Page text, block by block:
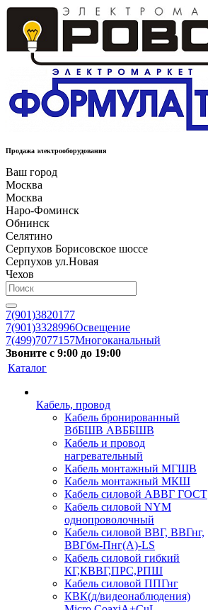
Продажа электрооборудования
Ваш город
Москва
Москва
Наро-Фоминск
Обнинск
Селятино
Серпухов Борисовское шоссе
Серпухов ул.Новая
Чехов
7(901)3820177
7(901)3328996Освещение
7(499)7077157Многоканальный
Звоните с 9:00 до 19:00
Каталог
Кабель, провод
Кабель бронированный
ВбБШВ АВББШВ
Кабель и провод
нагревательный
Кабель монтажный МГШВ
Кабель монтажный МКШ
Кабель силовой АВВГ ГОСТ
Кабель силовой NYM
однопроволочный
Кабель силовой ВВГ, ВВГнг,
ВВГбм-Пнг(А)-LS
Кабель силовой гибкий
КГ,КВВГ,ПРС,РПШ
Кабель силовой ППГнг
КВК(д/видеонаблюдения)